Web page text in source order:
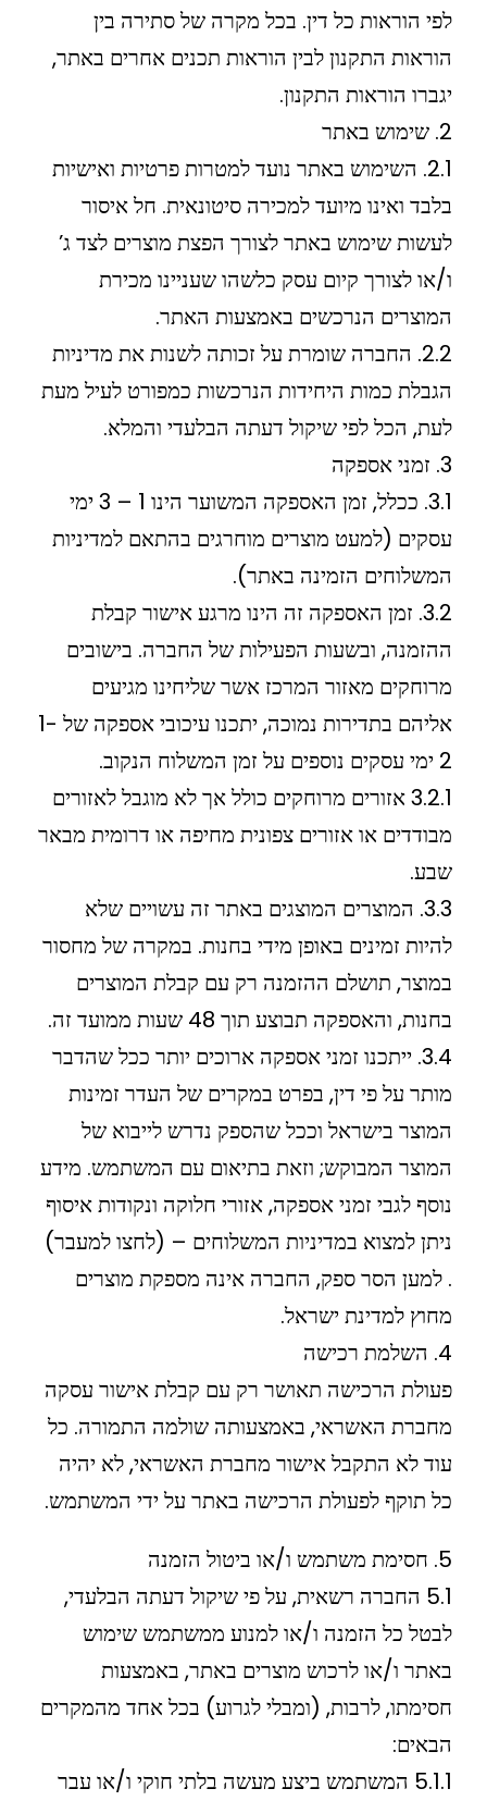
לפי הוראות כל דין. בכל מקרה של סתירה בין
הוראות התקנון לבין הוראות תכנים אחרים באתר,
יגברו הוראות התקנון.
2. שימוש באתר
2.1. השימוש באתר נועד למטרות פרטיות ואישיות
בלבד ואינו מיועד למכירה סיטונאית. חל איסור
לעשות שימוש באתר לצורך הפצת מוצרים לצד ג’
ו/או לצורך קיום עסק כלשהו שעניינו מכירת
המוצרים הנרכשים באמצעות האתר.
2.2. החברה שומרת על זכותה לשנות את מדיניות
הגבלת כמות היחידות הנרכשות כמפורט לעיל מעת
לעת, הכל לפי שיקול דעתה הבלעדי והמלא.
3. זמני אספקה
3.1. ככלל, זמן האספקה המשוער הינו 1 – 3 ימי
עסקים (למעט מוצרים מוחרגים בהתאם למדיניות
המשלוחים הזמינה באתר).
3.2. זמן האספקה זה הינו מרגע אישור קבלת
ההזמנה, ובשעות הפעילות של החברה. בישובים
מרוחקים מאזור המרכז אשר שליחינו מגיעים
אליהם בתדירות נמוכה, יתכנו עיכובי אספקה של 1-
2 ימי עסקים נוספים על זמן המשלוח הנקוב.
3.2.1 אזורים מרוחקים כולל אך לא מוגבל לאזורים
מבודדים או אזורים צפונית מחיפה או דרומית מבאר
שבע.
3.3. המוצרים המוצגים באתר זה עשויים שלא
להיות זמינים באופן מידי בחנות. במקרה של מחסור
במוצר, תושלם ההזמנה רק עם קבלת המוצרים
בחנות, והאספקה תבוצע תוך 48 שעות ממועד זה.
3.4. ייתכנו זמני אספקה ארוכים יותר ככל שהדבר
מותר על פי דין, בפרט במקרים של העדר זמינות
המוצר בישראל וככל שהספק נדרש לייבוא של
המוצר המבוקש; וזאת בתיאום עם המשתמש. מידע
נוסף לגבי זמני אספקה, אזורי חלוקה ונקודות איסוף
ניתן למצוא במדיניות המשלוחים – (לחצו למעבר)
. למען הסר ספק, החברה אינה מספקת מוצרים
מחוץ למדינת ישראל.
4. השלמת רכישה
פעולת הרכישה תאושר רק עם קבלת אישור עסקה
מחברת האשראי, באמצעותה שולמה התמורה. כל
עוד לא התקבל אישור מחברת האשראי, לא יהיה
כל תוקף לפעולת הרכישה באתר על ידי המשתמש.
5. חסימת משתמש ו/או ביטול הזמנה
5.1 החברה רשאית, על פי שיקול דעתה הבלעדי,
לבטל כל הזמנה ו/או למנוע ממשתמש שימוש
באתר ו/או לרכוש מוצרים באתר, באמצעות
חסימתו, לרבות, (ומבלי לגרוע) בכל אחד מהמקרים
הבאים:
5.1.1 המשתמש ביצע מעשה בלתי חוקי ו/או עבר